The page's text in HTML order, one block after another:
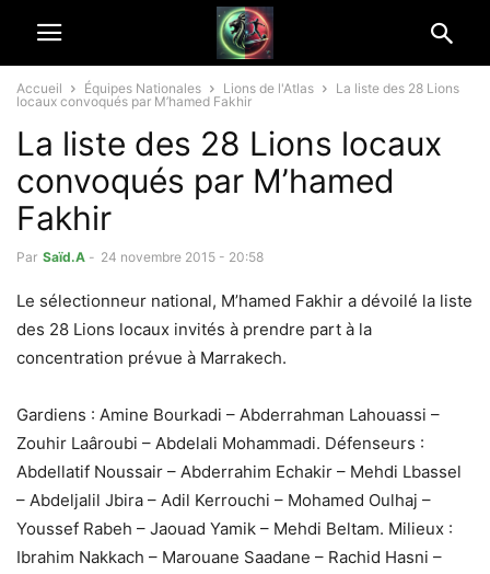
Accueil Équipes Nationales Lions de l'Atlas
La liste des 28 Lions
locaux convoqués par M’hamed Fakhir
La liste des 28 Lions locaux
convoqués par M’hamed
Fakhir
Par Saïd.A - 24 novembre 2015 - 20:58
Le sélectionneur national, M’hamed Fakhir a dévoilé la liste
des 28 Lions locaux invités à prendre part à la
concentration prévue à Marrakech.
Gardiens : Amine Bourkadi – Abderrahman Lahouassi –
Zouhir Laâroubi – Abdelali Mohammadi. Défenseurs :
Abdellatif Noussair – Abderrahim Echakir – Mehdi Lbassel
– Abdeljalil Jbira – Adil Kerrouchi – Mohamed Oulhaj –
Youssef Rabeh – Jaouad Yamik – Mehdi Beltam. Milieux :
Ibrahim Nakkach – Marouane Saadane – Rachid Hasni –